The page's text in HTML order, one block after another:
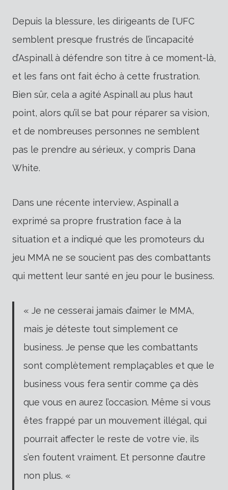
Depuis la blessure, les dirigeants de l’UFC
semblent presque frustrés de l’incapacité
d’Aspinall à défendre son titre à ce moment-là,
et les fans ont fait écho à cette frustration.
Bien sûr, cela a agité Aspinall au plus haut
point, alors qu’il se bat pour réparer sa vision,
et de nombreuses personnes ne semblent
pas le prendre au sérieux, y compris Dana
White.
Dans une récente interview, Aspinall a
exprimé sa propre frustration face à la
situation et a indiqué que les promoteurs du
jeu MMA ne se soucient pas des combattants
qui mettent leur santé en jeu pour le business.
« Je ne cesserai jamais d’aimer le MMA,
mais je déteste tout simplement ce
business. Je pense que les combattants
sont complètement remplaçables et que le
business vous fera sentir comme ça dès
que vous en aurez l’occasion. Même si vous
êtes frappé par un mouvement illégal, qui
pourrait affecter le reste de votre vie, ils
s’en foutent vraiment. Et personne d’autre
non plus. «